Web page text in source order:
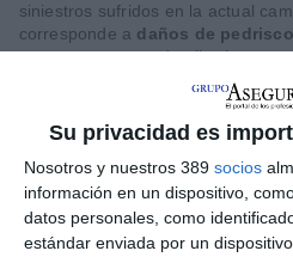
Su privacidad es
Nosotros y nuestros 389 socios
información en un dispositivo,
datos personales, como
estándar enviada por un
siniestros sufridos en la actual
corresponde a daños de pedrisco
y extratempranas de albaricoque
millones corresponden a
y el resto se reparte entre la
Andalucía.
A este primer pagoseguirán
conforme finalicen las
momento de recolección de las
Agroseguro.